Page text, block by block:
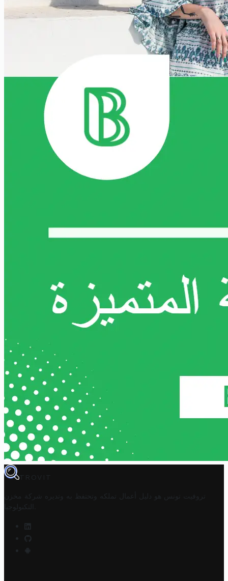
TROVIT
تروفيت تونس هو دليل أعمال تملكه وتحتفظ به وتديره
شركة مخزن
التكنولوجيا